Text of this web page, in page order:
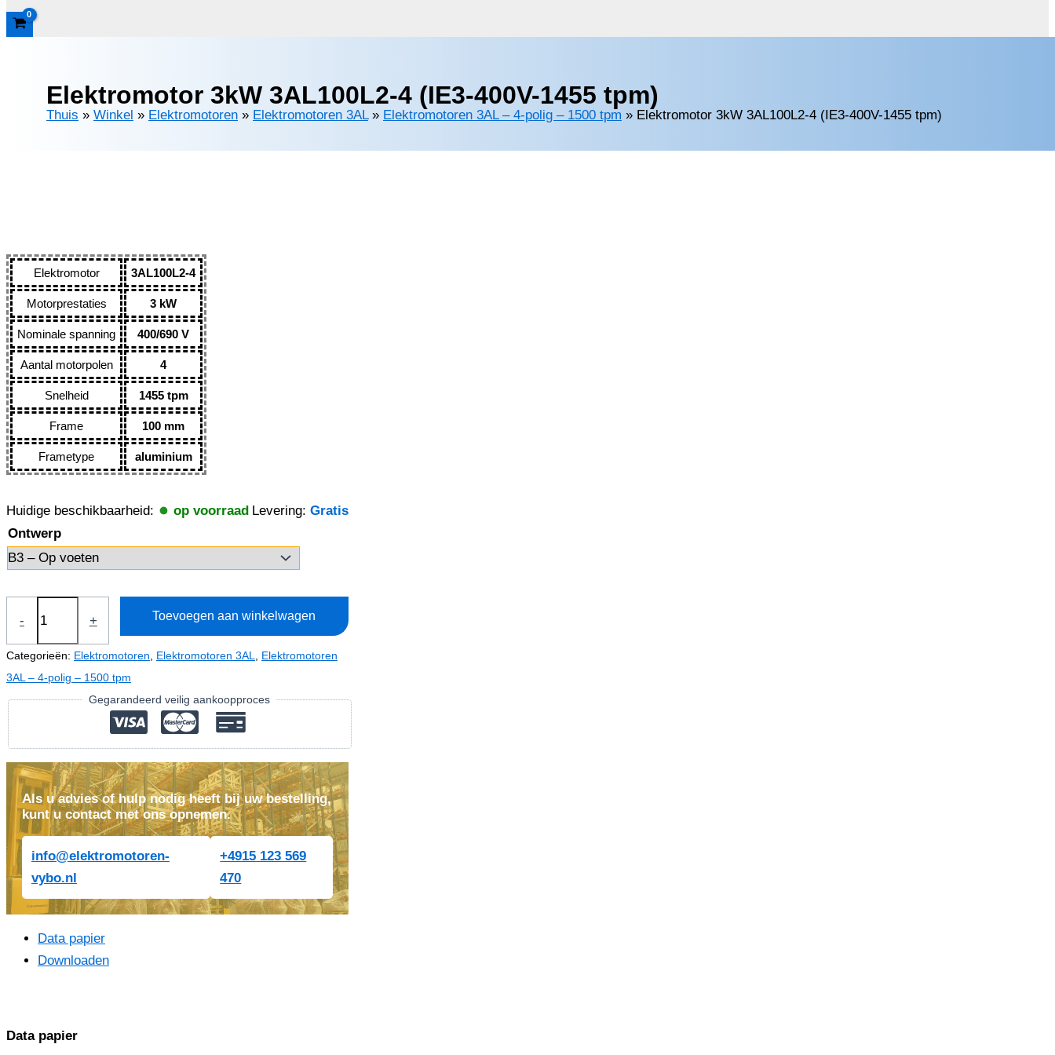
Elektromotor 3kW 3AL100L2-4 (IE3-400V-1455 tpm)
Thuis » Winkel » Elektromotoren » Elektromotoren 3AL» Elektromotoren 3AL – 4-polig – 1500 tpm » Elektromotor 3kW 3AL100L2-4 (IE3-400V-1455 tpm)
Elektromotor 3AL100L2-4
Motorprestaties 3 kW
Nominale spanning 400/690 V
Aantal motorpolen 4
Snelheid 1455 tpm
Frame 100 mm
Frametype aluminium
Huidige beschikbaarheid: op voorraad Levering: Gratis
Ontwerp
-
3kW
3AL100L2-
4
400V-
1455
tpm)
aantal
+ Toevoegen aan winkelwagen
Categorieën: Elektromotoren, Elektromotoren 3AL, Elektromotoren
3AL – 4-polig – 1500 tpm
Gegarandeerd veilig aankoopproces
Als u advies of hulp nodig heeft bij uw bestelling,
kunt u contact met ons opnemen.
info@elektromotoren-
vybo.nl
+4915 123 569
470
Data papier
Downloaden
Data papier